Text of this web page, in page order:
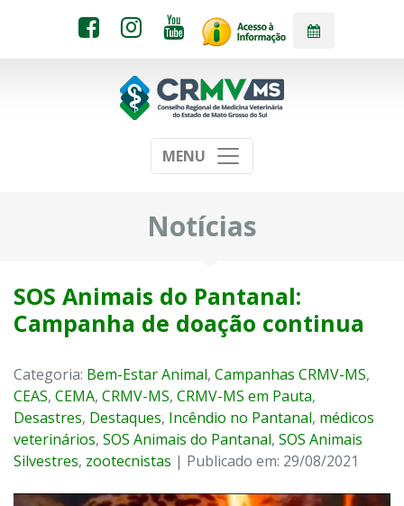
MENU
Notícias
SOS Animais do Pantanal:
Campanha de doação continua
Categoria: Bem-Estar Animal, Campanhas CRMV-MS,
CEAS, CEMA, CRMV-MS, CRMV-MS em Pauta,
Desastres, Destaques, Incêndio no Pantanal, médicos
veterinários, SOS Animais do Pantanal, SOS Animais
Silvestres, zootecnistas | Publicado em: 29/08/2021